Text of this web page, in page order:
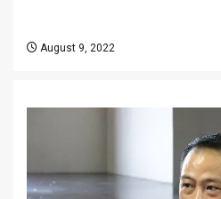
August 9, 2022